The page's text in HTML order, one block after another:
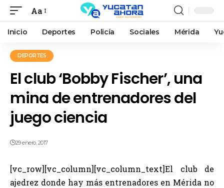
Aa
Inicio Deportes Policía Sociales Mérida
DEPORTES
El club ‘Bobby Fischer’, una
mina de entrenadores del
juego ciencia
29 enero, 2017
[vc_row][vc_column][vc_column_text]El club de
ajedrez donde hay más entrenadores en Mérida no